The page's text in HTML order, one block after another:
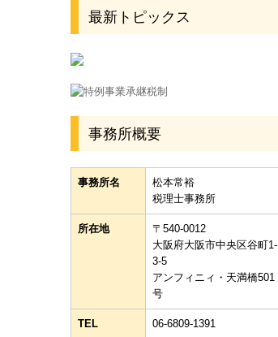
最新トピックス
事務所概要
事務所名
松本常裕
税理士事務所
所在地
〒540-0012
大阪府大阪市中央区谷町1-
3-5
アンフィニィ・天満橋501
号
TEL 06-6809-1391